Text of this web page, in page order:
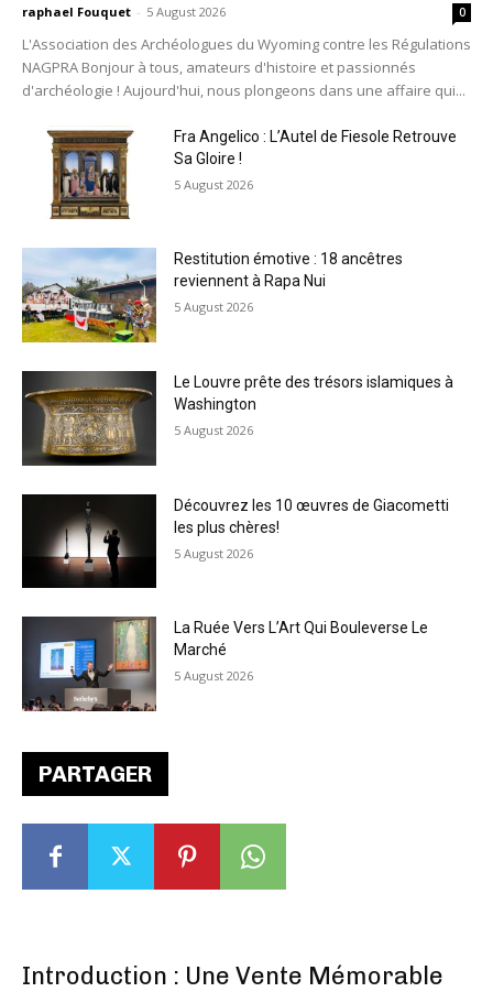
PARTAGER
Introduction : Une Vente Mémorable
raphael Fouquet - 5 August 2026 0
L'Association des Archéologues du Wyoming contre les Régulations
NAGPRA Bonjour à tous, amateurs d'histoire et passionnés
d'archéologie ! Aujourd'hui, nous plongeons dans une affaire qui...
Fra Angelico : L’Autel de Fiesole Retrouve
Sa Gloire !
5 August 2026
Restitution émotive : 18 ancêtres
reviennent à Rapa Nui
5 August 2026
Le Louvre prête des trésors islamiques à
Washington
5 August 2026
Découvrez les 10 œuvres de Giacometti
les plus chères!
5 August 2026
La Ruée Vers L’Art Qui Bouleverse Le
Marché
5 August 2026